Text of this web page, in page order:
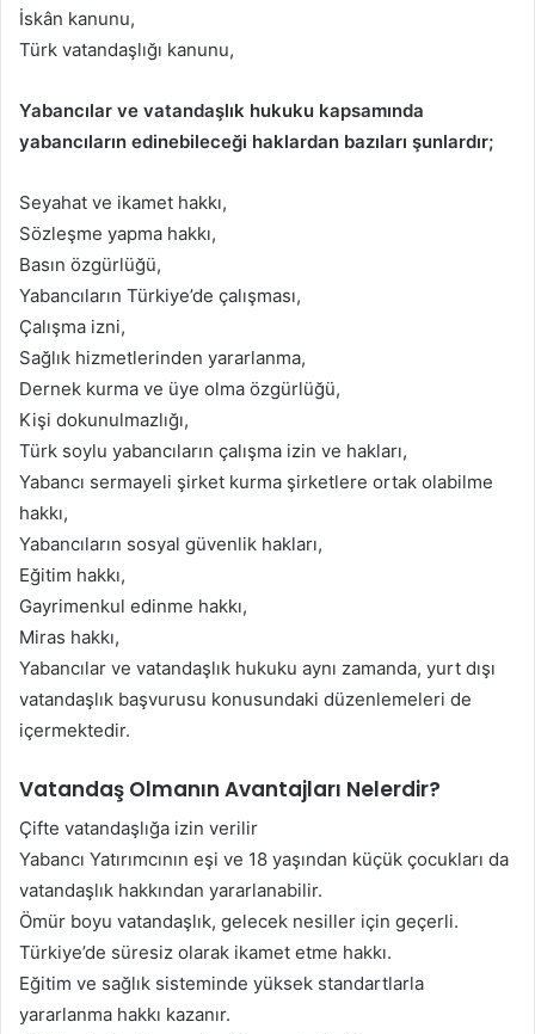
İskân kanunu,
Türk vatandaşlığı kanunu,
Yabancılar ve vatandaşlık hukuku kapsamında
yabancıların edinebileceği haklardan bazıları şunlardır;
Seyahat ve ikamet hakkı,
Sözleşme yapma hakkı,
Basın özgürlüğü,
Yabancıların Türkiye’de çalışması,
Çalışma izni,
Sağlık hizmetlerinden yararlanma,
Dernek kurma ve üye olma özgürlüğü,
Kişi dokunulmazlığı,
Türk soylu yabancıların çalışma izin ve hakları,
Yabancı sermayeli şirket kurma şirketlere ortak olabilme
hakkı,
Yabancıların sosyal güvenlik hakları,
Eğitim hakkı,
Gayrimenkul edinme hakkı,
Miras hakkı,
Yabancılar ve vatandaşlık hukuku aynı zamanda, yurt dışı
vatandaşlık başvurusu konusundaki düzenlemeleri de
içermektedir.
Vatandaş Olmanın Avantajları Nelerdir?
Çifte vatandaşlığa izin verilir
Yabancı Yatırımcının eşi ve 18 yaşından küçük çocukları da
vatandaşlık hakkından yararlanabilir.
Ömür boyu vatandaşlık, gelecek nesiller için geçerli.
Türkiye’de süresiz olarak ikamet etme hakkı.
Eğitim ve sağlık sisteminde yüksek standartlarla
yararlanma hakkı kazanır.